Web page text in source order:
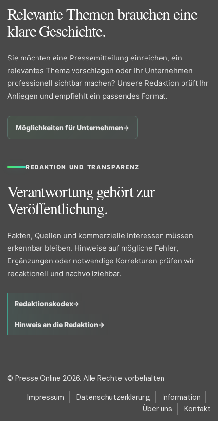
Relevante Themen brauchen eine
klare Geschichte.
Sie möchten eine Pressemitteilung einreichen, ein
relevantes Thema vorschlagen oder Ihr Unternehmen
professionell sichtbar machen? Unsere Redaktion prüft Ihr
Anliegen und empfiehlt ein passendes Format.
Möglichkeiten für Unternehmen→
REDAKTION UND TRANSPARENZ
Verantwortung gehört zur
Veröffentlichung.
Fakten, Quellen und kommerzielle Interessen müssen
erkennbar bleiben. Hinweise auf mögliche Fehler,
Ergänzungen oder notwendige Korrekturen prüfen wir
redaktionell und nachvollziehbar.
Redaktionskodex→
Hinweis an die Redaktion→
© Presse.Online 2026. Alle Rechte vorbehalten
Impressum
Datenschutzerklärung
Information
Über uns
Kontakt